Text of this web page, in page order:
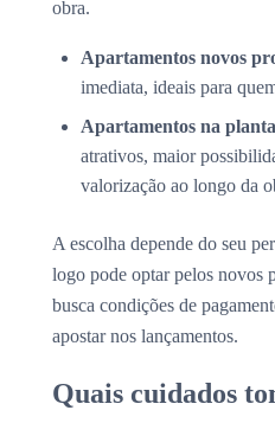
obra.
Apartamentos novos
imediata, ideais para
Apartamentos na
atrativos, maior
valorização ao longo da
A escolha depende do seu
logo pode optar pelos novos
busca condições de
apostar nos lançamentos.
Quais cuidados